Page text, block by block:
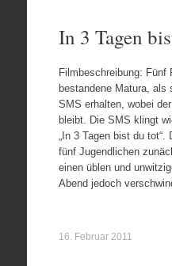
In 3 Tagen
Filmbeschreibung: Fünf
bestandene Matura, als
SMS erhalten, wobei
bleibt. Die SMS klingt
„In 3 Tagen bist du
fünf Jugendlichen
einen üblen und
Abend jedoch
16. Februar 2011